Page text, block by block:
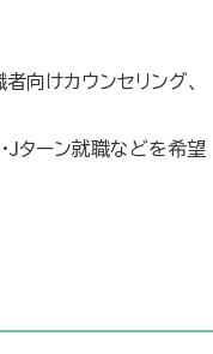
向けカウンセリング、
Jターン就職などを希望